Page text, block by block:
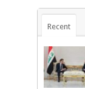
Recent